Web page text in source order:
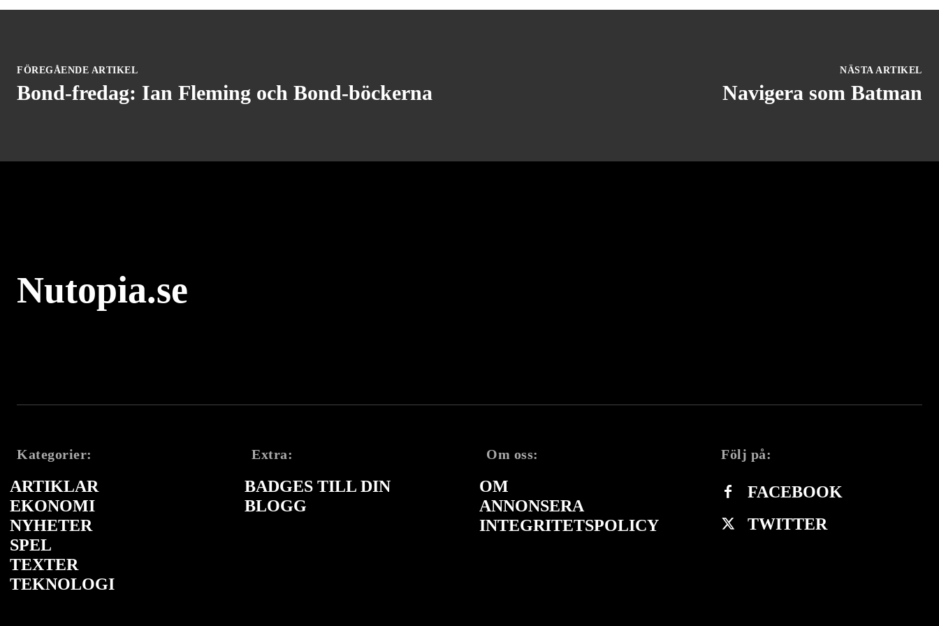
FÖREGÅENDE ARTIKEL
Bond-fredag: Ian Fleming och Bond-böckerna
NÄSTA ARTIKEL
Navigera som Batman
Nutopia.se
Kategorier:
ARTIKLAR
EKONOMI
NYHETER
SPEL
TEXTER
TEKNOLOGI
Extra:
BADGES TILL DIN
BLOGG
Om oss:
OM
ANNONSERA
INTEGRITETSPOLICY
Följ på:
FACEBOOK
TWITTER